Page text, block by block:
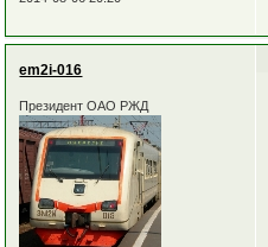
em2i-016
Президент ОАО РЖД